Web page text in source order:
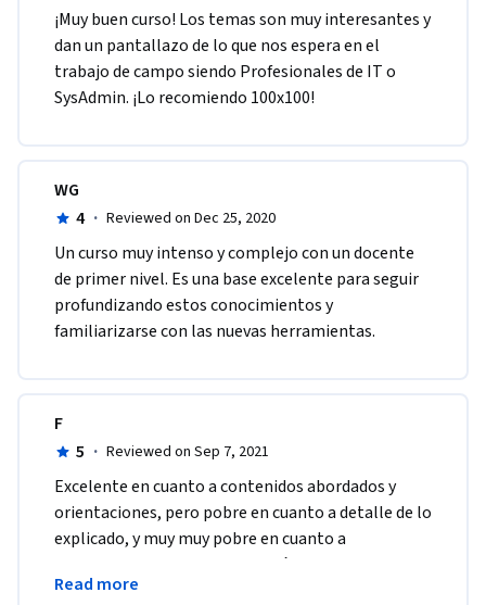
¡Muy buen curso! Los temas son muy interesantes y
dan un pantallazo de lo que nos espera en el
trabajo de campo siendo Profesionales de IT o
SysAdmin. ¡Lo recomiendo 100x100!
WG
4 · Reviewed on Dec 25, 2020
Un curso muy intenso y complejo con un docente
de primer nivel. Es una base excelente para seguir
profundizando estos conocimientos y
familiarizarse con las nuevas herramientas.
F
5 · Reviewed on Sep 7, 2021
Excelente en cuanto a contenidos abordados y
orientaciones, pero pobre en cuanto a detalle de lo
explicado, y muy muy pobre en cuanto a
facilitarnos varios ejercicios prácticos de cada
explicación.
Read more